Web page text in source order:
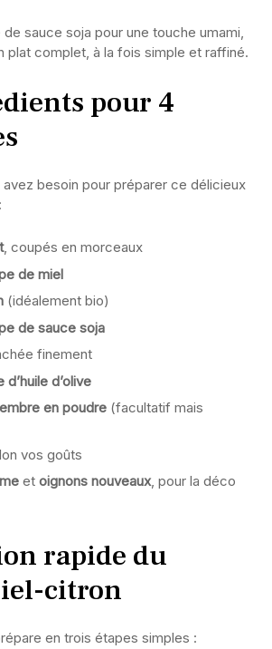
sauce soja pour une touche umami,
plat complet, à la fois simple et raffiné.
pour 4
besoin pour préparer ce délicieux
, coupés en morceaux
de miel
(idéalement bio)
de sauce soja
finement
d’olive
en poudre (facultatif mais
vos goûts
et oignons nouveaux, pour la déco
rapide du
citron
en trois étapes simples :